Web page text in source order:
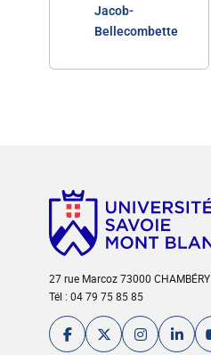
Jacob-
Bellecombette
27 rue Marcoz 73000 CHAMBÉRY
Tél : 04 79 75 85 85